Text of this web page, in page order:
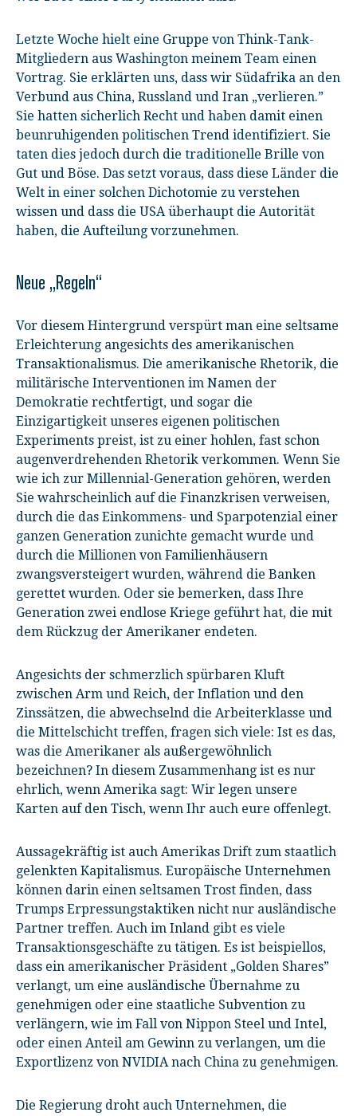
Letzte Woche hielt eine Gruppe von Think-Tank-
Mitgliedern aus Washington meinem Team einen
Vortrag. Sie erklärten uns, dass wir Südafrika an den
Verbund aus China, Russland und Iran „verlieren.”
Sie hatten sicherlich Recht und haben damit einen
beunruhigenden politischen Trend identifiziert. Sie
taten dies jedoch durch die traditionelle Brille von
Gut und Böse. Das setzt voraus, dass diese Länder die
Welt in einer solchen Dichotomie zu verstehen
wissen und dass die USA überhaupt die Autorität
haben, die Aufteilung vorzunehmen.
Neue „Regeln“
Vor diesem Hintergrund verspürt man eine seltsame
Erleichterung angesichts des amerikanischen
Transaktionalismus. Die amerikanische Rhetorik, die
militärische Interventionen im Namen der
Demokratie rechtfertigt, und sogar die
Einzigartigkeit unseres eigenen politischen
Experiments preist, ist zu einer hohlen, fast schon
augenverdrehenden Rhetorik verkommen. Wenn Sie
wie ich zur Millennial-Generation gehören, werden
Sie wahrscheinlich auf die Finanzkrisen verweisen,
durch die das Einkommens- und Sparpotenzial einer
ganzen Generation zunichte gemacht wurde und
durch die Millionen von Familienhäusern
zwangsversteigert wurden, während die Banken
gerettet wurden. Oder sie bemerken, dass Ihre
Generation zwei endlose Kriege geführt hat, die mit
dem Rückzug der Amerikaner endeten.
Angesichts der schmerzlich spürbaren Kluft
zwischen Arm und Reich, der Inflation und den
Zinssätzen, die abwechselnd die Arbeiterklasse und
die Mittelschicht treffen, fragen sich viele: Ist es das,
was die Amerikaner als außergewöhnlich
bezeichnen? In diesem Zusammenhang ist es nur
ehrlich, wenn Amerika sagt: Wir legen unsere
Karten auf den Tisch, wenn Ihr auch eure offenlegt.
Aussagekräftig ist auch Amerikas Drift zum staatlich
gelenkten Kapitalismus. Europäische Unternehmen
können darin einen seltsamen Trost finden, dass
Trumps Erpressungstaktiken nicht nur ausländische
Partner treffen. Auch im Inland gibt es viele
Transaktionsgeschäfte zu tätigen. Es ist beispiellos,
dass ein amerikanischer Präsident „Golden Shares”
verlangt, um eine ausländische Übernahme zu
genehmigen oder eine staatliche Subvention zu
verlängern, wie im Fall von Nippon Steel und Intel,
oder einen Anteil am Gewinn zu verlangen, um die
Exportlizenz von NVIDIA nach China zu genehmigen.
Die Regierung droht auch Unternehmen, die